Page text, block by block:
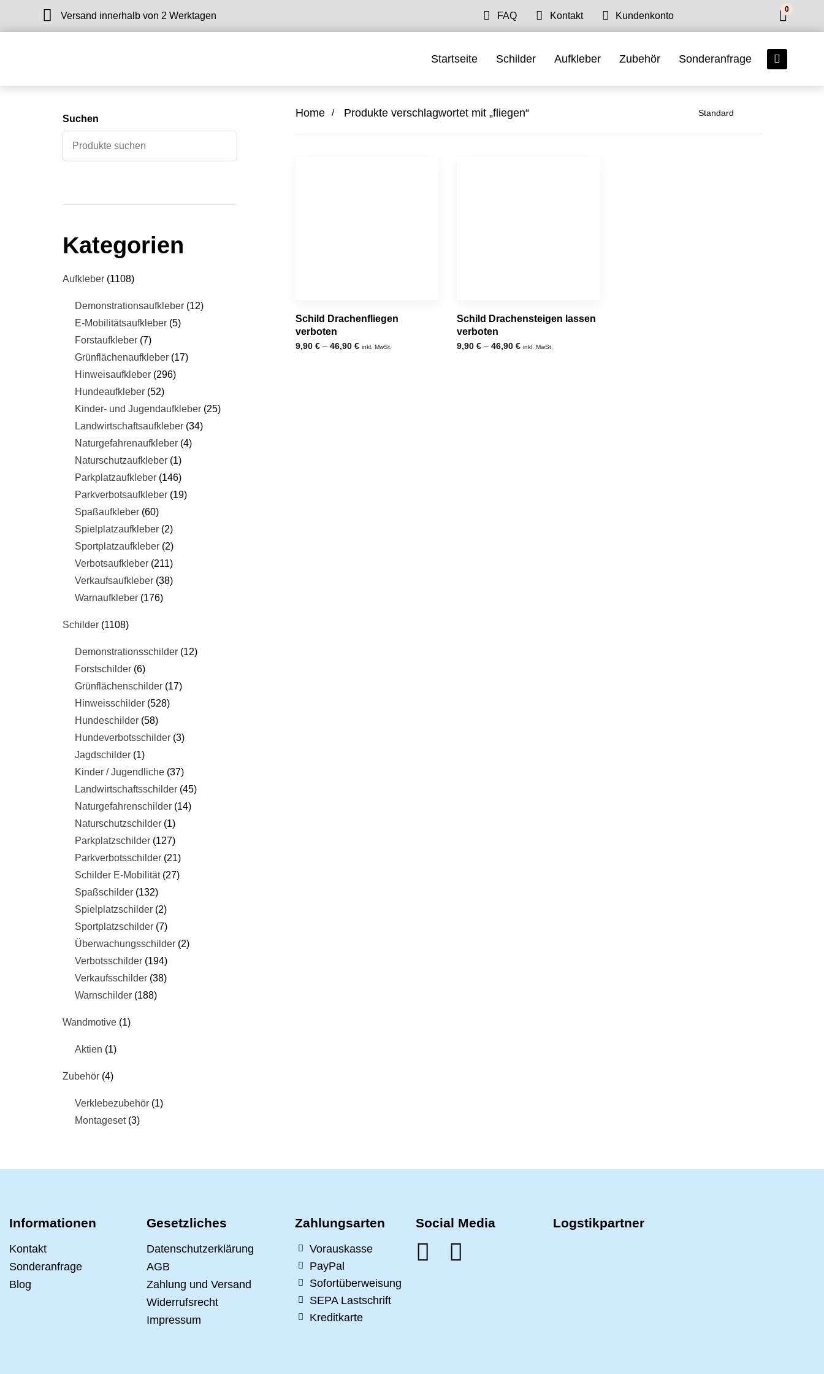
Versand innerhalb von 2 Werktagen FAQ Kontakt Kundenkonto
0
Startseite Schilder Aufkleber Zubehör Sonderanfrage
Home Produkte verschlagwortet mit „fliegen“
Schild Drachenfliegen
verboten
9,90 € – 46,90 € inkl. MwSt.
Schild Drachensteigen lassen
verboten
9,90€ –46,90€ inkl. MwSt.
Suchen
Kategorien
Aufkleber 1108
Demonstrationsaufkleber 12
E-Mobilitätsaufkleber 5
Forstaufkleber 7
Grünflächenaufkleber 17
Hinweisaufkleber 296
Hundeaufkleber 52
Kinder- und Jugendaufkleber 25
Landwirtschaftsaufkleber 34
Naturgefahrenaufkleber 4
Naturschutzaufkleber 1
Parkplatzaufkleber 146
Parkverbotsaufkleber 19
Spaßaufkleber 60
Spielplatzaufkleber 2
Sportplatzaufkleber 2
Verbotsaufkleber 211
Verkaufsaufkleber 38
Warnaufkleber 176
Schilder 1108
Demonstrationsschilder 12
Forstschilder 6
Grünflächenschilder 17
Hinweisschilder 528
Hundeschilder 58
Hundeverbotsschilder 3
Jagdschilder 1
Kinder / Jugendliche 37
Landwirtschaftsschilder 45
Naturgefahrenschilder 14
Naturschutzschilder 1
Parkplatzschilder 127
Parkverbotsschilder 21
Schilder E-Mobilität 27
Spaßschilder 132
Spielplatzschilder 2
Sportplatzschilder 7
Überwachungsschilder 2
Verbotsschilder 194
Verkaufsschilder 38
Warnschilder 188
Wandmotive 1
Aktien 1
Zubehör 4
Verklebezubehör 1
Montageset 3
Informationen
Kontakt
Sonderanfrage
Blog
Gesetzliches
Datenschutzerklärung
AGB
Zahlung und Versand
Widerrufsrecht
Impressum
Zahlungsarten
Vorauskasse
PayPal
Sofortüberweisung
SEPA Lastschrift
Kreditkarte
Social Media Logstikpartner